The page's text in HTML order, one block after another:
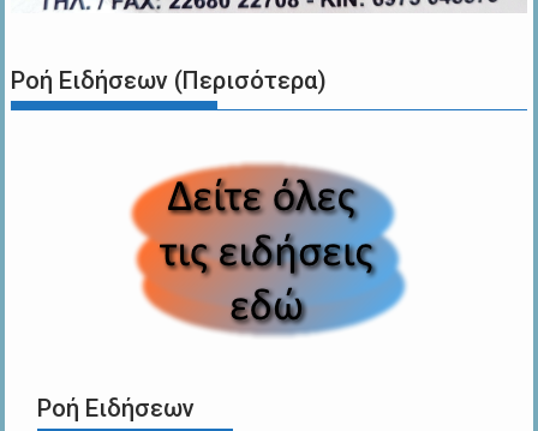
Ροή Ειδήσεων (Περισότερα)
Ροή Ειδήσεων